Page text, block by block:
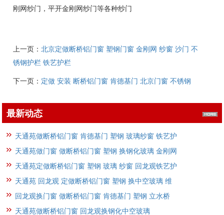
刚网纱门，平开金刚网纱门等各种纱门
上一页： 北京定做断桥铝门窗 塑钢门窗 金刚网 纱窗 沙门 不
锈钢护栏 铁艺护栏
下一页： 定做 安装 断桥铝门窗 肯德基门 北京门窗 不锈钢
最新动态
天通苑做断桥铝门窗 肯德基门 塑钢 玻璃纱窗 铁艺护
天通苑做门窗 做断桥铝门窗 塑钢 换钢化玻璃 金刚网
天通苑定做断桥铝门窗 塑钢 玻璃 纱窗 回龙观铁艺护
天通苑 回龙观 定做断桥铝门窗 塑钢 换中空玻璃 维
回龙观换门窗 做断桥铝门窗 肯德基门 塑钢 立水桥
天通苑做断桥铝门窗 回龙观换钢化中空玻璃